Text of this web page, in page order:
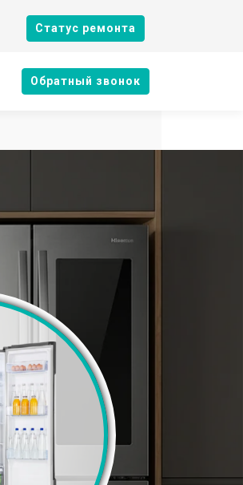
Cтатус ремонта
Oбратный звонок